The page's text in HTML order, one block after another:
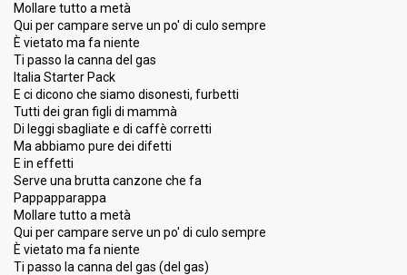
Mollare tutto a metà
Qui per campare serve un po' di culo sempre
È vietato ma fa niente
Ti passo la canna del gas
Italia Starter Pack
E ci dicono che siamo disonesti, furbetti
Tutti dei gran figli di mammà
Di leggi sbagliate e di caffè corretti
Ma abbiamo pure dei difetti
E in effetti
Serve una brutta canzone che fa
Pappapparappa
Mollare tutto a metà
Qui per campare serve un po' di culo sempre
È vietato ma fa niente
Ti passo la canna del gas (del gaѕ)